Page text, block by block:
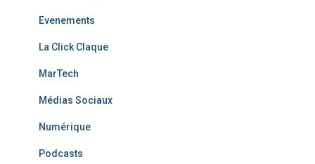
Evenements
La Click Claque
MarTech
Médias Sociaux
Numérique
Podcasts